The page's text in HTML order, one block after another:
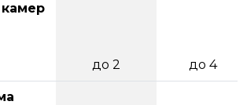
до 2 до 4